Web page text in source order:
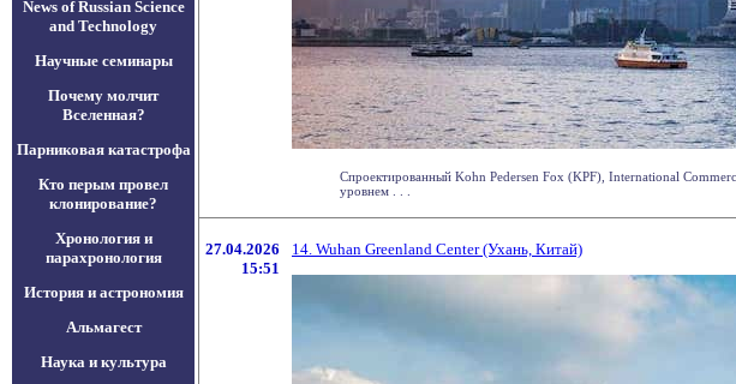
News of Russian Science
and Technology
Научные семинары
Почему молчит
Вселенная?
Парниковая катастрофа
Кто перым провел
клонирование?
Хронология и
парахронология
История и астрономия
Альмагест
Наука и культура
Спроектированный Kohn Pedersen Fox (KPF), International
уровнем . . .
27.04.2026
15:51
14. Wuhan Greenland Center (Ухань, Китай)